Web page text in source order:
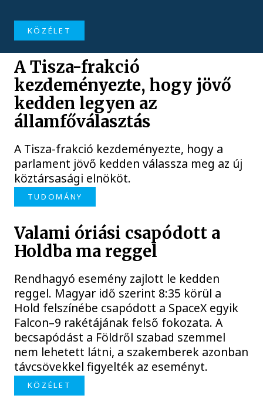
KÖZÉLET
A Tisza-frakció
kezdeményezte, hogy jövő
kedden legyen az
államfőválasztás
A Tisza-frakció kezdeményezte, hogy a
parlament jövő kedden válassza meg az új
köztársasági elnököt.
TUDOMÁNY
Valami óriási csapódott a
Holdba ma reggel
Rendhagyó esemény zajlott le kedden
reggel. Magyar idő szerint 8:35 körül a
Hold felszínébe csapódott a SpaceX egyik
Falcon–9 rakétájának felső fokozata. A
becsapódást a Földről szabad szemmel
nem lehetett látni, a szakemberek azonban
távcsövekkel figyelték az eseményt.
KÖZÉLET